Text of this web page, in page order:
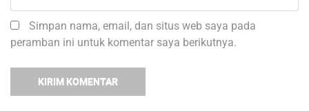
Simpan nama, email, dan situs web saya pada
peramban ini untuk komentar saya berikutnya.